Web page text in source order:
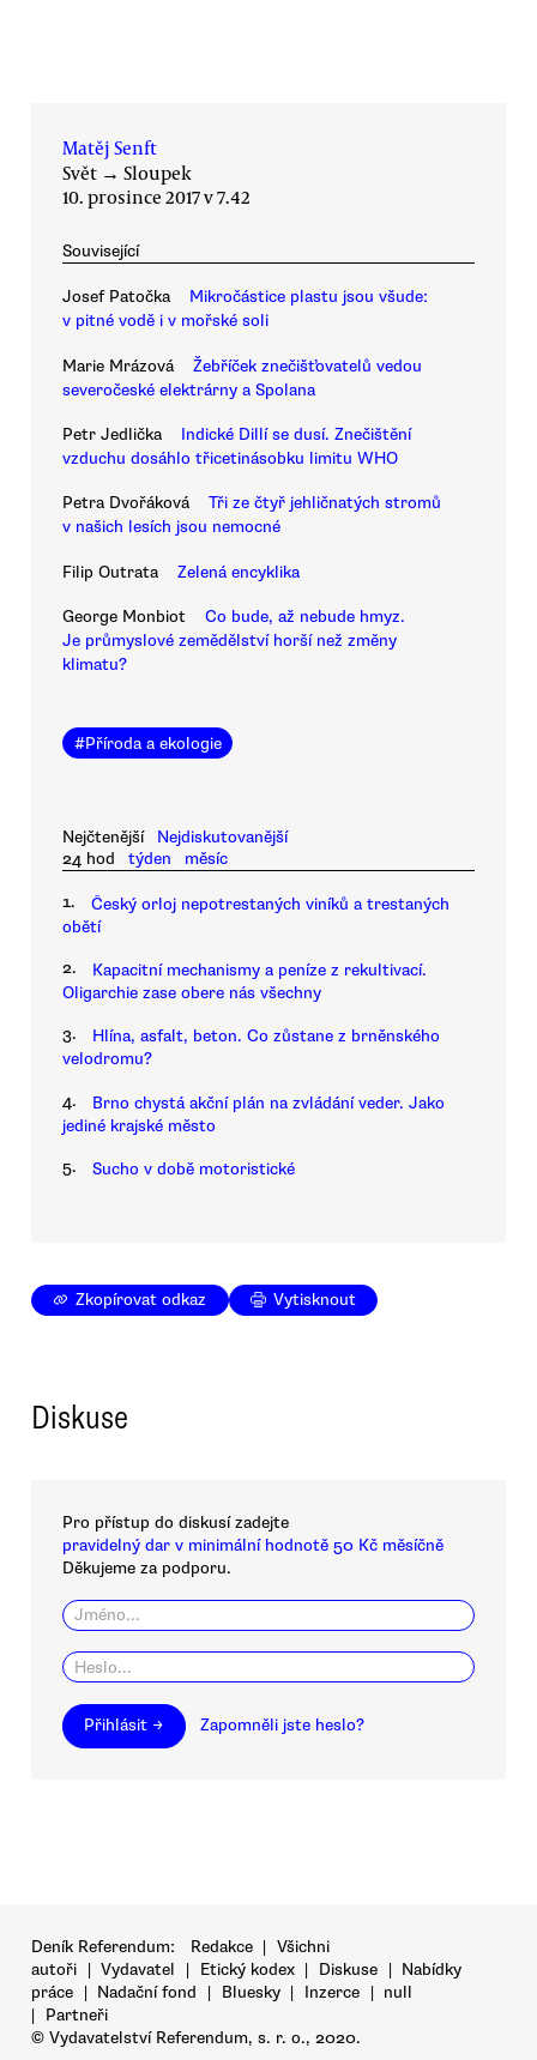
Matěj Senft
Svět → Sloupek
10. prosince 2017 v 7.42
Související
Josef Patočka
Mikročástice plastu jsou všude:
v pitné vodě i v mořské soli
Marie Mrázová
Žebříček znečišťovatelů vedou
severočeské elektrárny a Spolana
Petr Jedlička
Indické Dillí se dusí. Znečištění
vzduchu dosáhlo třicetinásobku limitu WHO
Petra Dvořáková
Tři ze čtyř jehličnatých stromů
v našich lesích jsou nemocné
Filip Outrata Zelená encyklika
George Monbiot
Co bude, až nebude hmyz.
Je průmyslové zemědělství horší než změny
klimatu?
#Příroda a ekologie
Nejčtenější
Nejdiskutovanější
24 hod
týden měsíc
1.
Český orloj nepotrestaných viníků a trestaných
obětí
2.
Kapacitní mechanismy a peníze z rekultivací.
Oligarchie zase obere nás všechny
3.
Hlína, asfalt, beton. Co zůstane z brněnského
velodromu?
4.
Brno chystá akční plán na zvládání veder. Jako
jediné krajské město
5. Sucho v době motoristické
Zkopírovat odkaz Vytisknout
Diskuse
Pro přístup do diskusí zadejte
pravidelný dar v minimální hodnotě 50 Kč měsíčně
Děkujeme za podporu.
Přihlásit → Zapomněli jste heslo?
Deník Referendum: Redakce | Všichni
autoři | Vydavatel | Etický kodex | Diskuse | Nabídky
práce | Nadační fond | Bluesky | Inzerce | null
|
Partneři
© Vydavatelství Referendum, s. r. o., 2020.